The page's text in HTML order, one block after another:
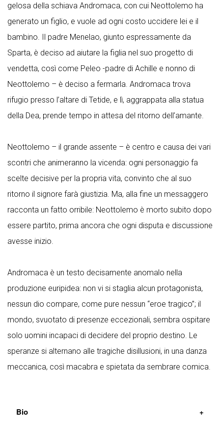
gelosa della schiava Andromaca, con cui Neottolemo ha
generato un figlio, e vuole ad ogni costo uccidere lei e il
bambino. Il padre Menelao, giunto espressamente da
Sparta, è deciso ad aiutare la figlia nel suo progetto di
vendetta, così come Peleo -padre di Achille e nonno di
Neottolemo – è deciso a fermarla. Andromaca trova
rifugio presso l’altare di Tetide, e lì, aggrappata alla statua
della Dea, prende tempo in attesa del ritorno dell’amante.
Neottolemo – il grande assente – è centro e causa dei vari
scontri che animeranno la vicenda: ogni personaggio fa
scelte decisive per la propria vita, convinto che al suo
ritorno il signore farà giustizia. Ma, alla fine un messaggero
racconta un fatto orribile: Neottolemo è morto subito dopo
essere partito, prima ancora che ogni disputa e discussione
avesse inizio.
Andromaca è un testo decisamente anomalo nella
produzione euripidea: non vi si staglia alcun protagonista,
nessun dio compare, come pure nessun “eroe tragico”; il
mondo, svuotato di presenze eccezionali, sembra ospitare
solo uomini incapaci di decidere del proprio destino. Le
speranze si alternano alle tragiche disillusioni, in una danza
meccanica, così macabra e spietata da sembrare comica.
Bio